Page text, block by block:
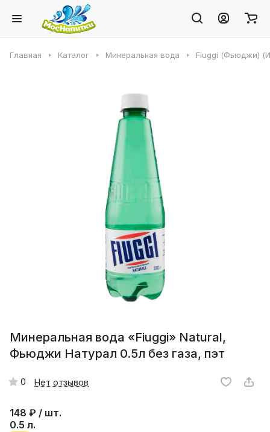
Главная Каталог Минеральная вода Fiuggi (Фьюджи)
Минеральная вода «Fiuggi» Natural,
Фьюджи Натурал 0.5л без газа, пэт
0 Нет отзывов
148 ₽ / шт.
0.5 л.